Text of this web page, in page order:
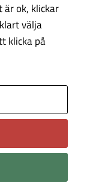
är ok, klickar
välja
klicka på
så